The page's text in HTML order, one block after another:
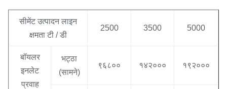
सीमेंट उत्पादन लाइन
क्षमता टी / डी
2500 3500 5000
बॉयलर
इनलेट
प्रवाह
भट्ठा
(सामने)
९६८०० १४२००० १९२०००